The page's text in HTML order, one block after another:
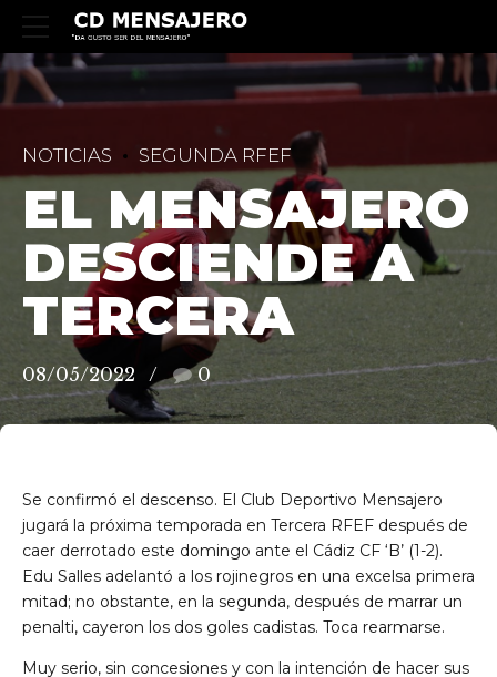
NOTICIAS SEGUNDA RFEF
EL MENSAJERO
DESCIENDE A
TERCERA
08/05/2022 0
Se confirmó el descenso. El Club Deportivo Mensajero
jugará la próxima temporada en Tercera RFEF después de
caer derrotado este domingo ante el Cádiz CF ‘B’ (1-2).
Edu Salles adelantó a los rojinegros en una excelsa primera
mitad; no obstante, en la segunda, después de marrar un
penalti, cayeron los dos goles cadistas. Toca rearmarse.
Muy serio, sin concesiones y con la intención de hacer sus